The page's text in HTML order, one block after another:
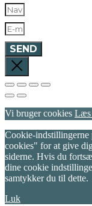
SEND
Vi bruger cookies Læs
Cookie-indstillingerne
cookies" for at give
siderne. Hvis du
dine cookie
samtykker du til dette.
Luk